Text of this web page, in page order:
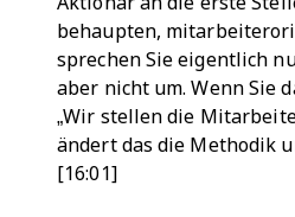
behaupten,
sprechen Sie eigentlich
aber nicht um. Wenn Sie
„Wir stellen die
ändert das die Methodik
[16:01]